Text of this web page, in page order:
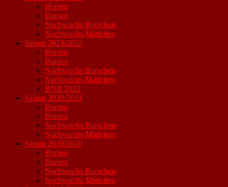
Herren
Damen
Nachwuchs Burschen
Nachwuchs Mädchen
Saison 2021/2022
Herren
Damen
Nachwuchs Burschen
Nachwuchs Mädchen
BNB 2022
Saison 2020/2021
Herren
Damen
Nachwuchs Burschen
Nachwuchs Mädchen
Saison 2019/2020
Herren
Damen
Nachwuchs Burschen
Nachwuchs Mädchen